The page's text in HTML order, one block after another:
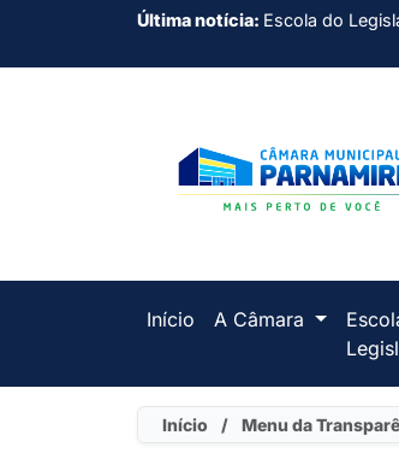
Última notícia: Escola do
Início A Câmara
Início / Menu da